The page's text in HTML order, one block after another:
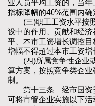
业人员平均工资的，当
指标降幅的40%范围内确
(三)职工工资水平按照
设中的作用、贡献和经
平、本市工资增长调控
增幅不得超过本市工资增
(四)所属竞争性企业或
算方案，按照竞争类企
制。
第十三条 经市国资委
可将市管企业实施以下